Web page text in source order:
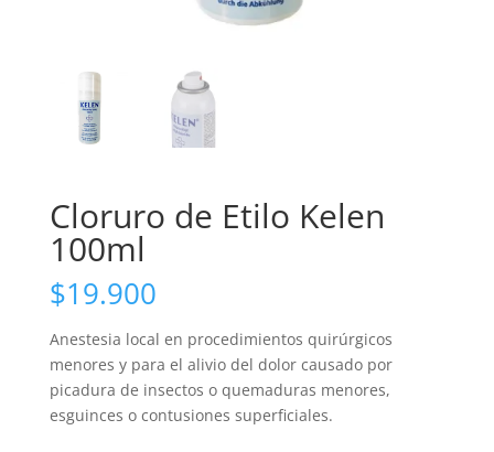
Cloruro de Etilo Kelen
100ml
$19.900
Anestesia local en procedimientos quirúrgicos
menores y para el alivio del dolor causado por
picadura de insectos o quemaduras menores,
esguinces o contusiones superficiales.